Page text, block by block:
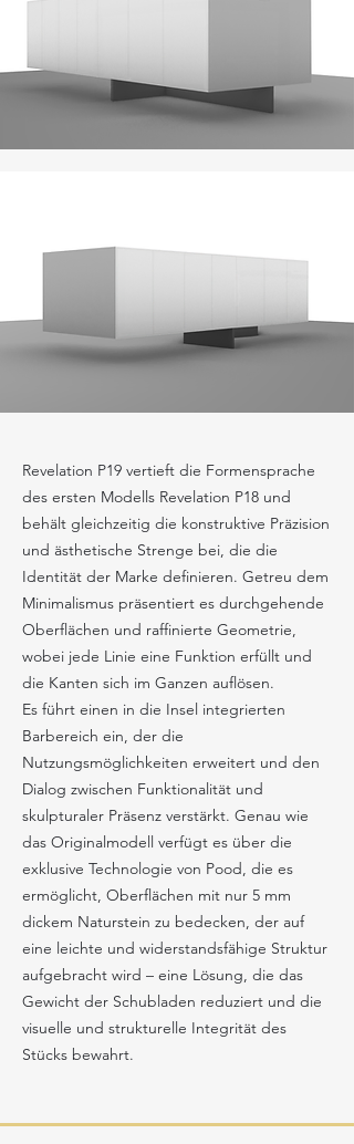
Revelation P19 vertieft die Formensprache
des ersten Modells Revelation P18 und
behält gleichzeitig die konstruktive Präzision
und ästhetische Strenge bei, die die
Identität der Marke definieren. Getreu dem
Minimalismus präsentiert es durchgehende
Oberflächen und raffinierte Geometrie,
wobei jede Linie eine Funktion erfüllt und
die Kanten sich im Ganzen auflösen.
Es führt einen in die Insel integrierten
Barbereich ein, der die
Nutzungsmöglichkeiten erweitert und den
Dialog zwischen Funktionalität und
skulpturaler Präsenz verstärkt. Genau wie
das Originalmodell verfügt es über die
exklusive Technologie von Pood, die es
ermöglicht, Oberflächen mit nur 5 mm
dickem Naturstein zu bedecken, der auf
eine leichte und widerstandsfähige Struktur
aufgebracht wird – eine Lösung, die das
Gewicht der Schubladen reduziert und die
visuelle und strukturelle Integrität des
Stücks bewahrt.